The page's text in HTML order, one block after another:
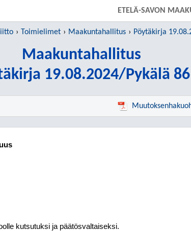
SIIRRY SUORAAN PÄÄSISÄLTÖÖNETELÄ-SAVON
Toimielimet Maakuntahallitus Pöytäkirja
Maakuntahallitus
19.08.2024/Pykälä 86
kutsutuksi ja päätösvaltaiseksi.